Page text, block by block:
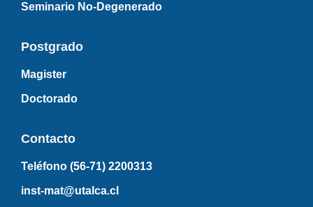
Seminario No-Degenerado
Postgrado
Magister
Doctorado
Contacto
Teléfono (56-71) 2200313
inst-mat@utalca.cl